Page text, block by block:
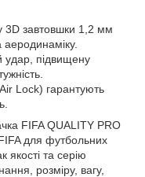
3D завтовшки 1,2 мм
аеродинаміку.
удар, підвищену
Lock) гарантують
FIFA QUALITY PRO
для футбольних
та серію
розміру, вагу,